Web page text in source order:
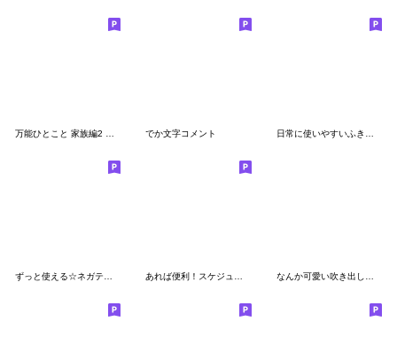
でか文字コメント
ずっと使える☆ネガティブなふきだし あれば便利！スケジュール絵文字 なんか可愛い吹き出し絵文字(病気1)